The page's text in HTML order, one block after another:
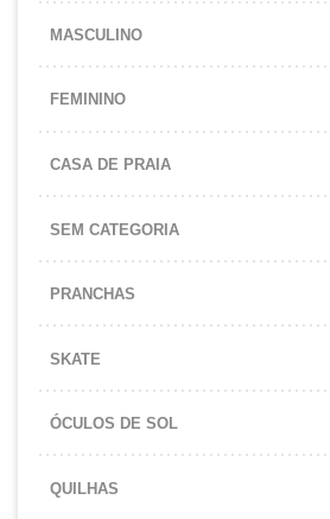
MASCULINO
FEMININO
CASA DE PRAIA
SEM CATEGORIA
PRANCHAS
SKATE
ÓCULOS DE SOL
QUILHAS